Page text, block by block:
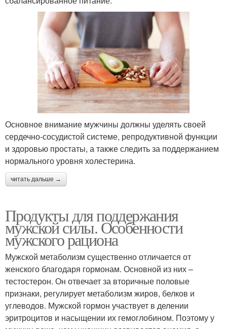
Основное внимание мужчины должны уделять своей
сердечно-сосудистой системе, репродуктивной функции
и здоровью простаты, а также следить за поддержанием
нормального уровня холестерина.
читать дальше →
Продукты для поддержания
мужской силы. Особенности
мужского рациона
Мужской метаболизм существенно отличается от
женского благодаря гормонам. Основной из них –
тестостерон. Он отвечает за вторичные половые
признаки, регулирует метаболизм жиров, белков и
углеводов. Мужской гормон участвует в делении
эритроцитов и насыщении их гемоглобином. Поэтому у